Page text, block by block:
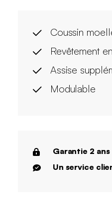
Coussin
Revêtement
Assise
Modulable
Garantie 2 ans
Un service